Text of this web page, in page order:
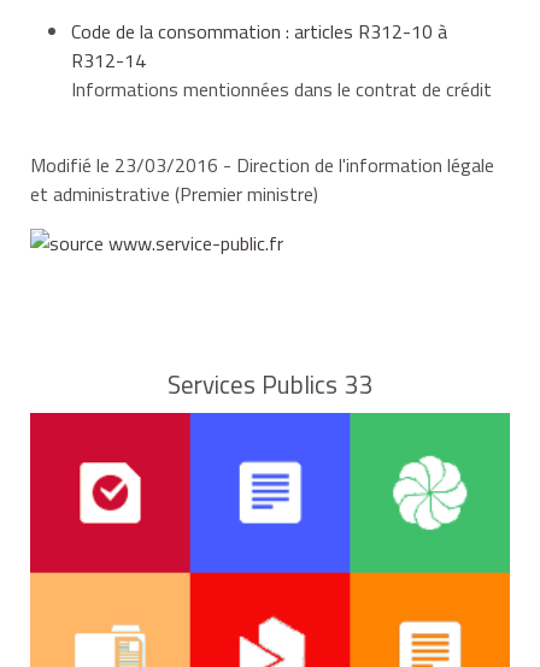
le montant des loyers et leur nombre,
l'existence d'un délai de rétractation,
résolution (ACPR) et celle de la direction
départementale de la protection des populations
litige.
précisé.
Code de la consommation : articles R312-10 à
R312-14
Informations mentionnées dans le contrat de crédit
Modifié le 23/03/2016 - Direction de l'information légale
et administrative (Premier ministre)
Services Publics 33